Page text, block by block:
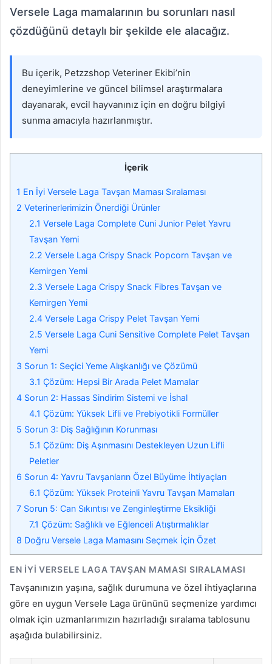
Versele Laga mamalarının bu sorunları nasıl
çözdüğünü detaylı bir şekilde ele alacağız.
Bu içerik, Petzzshop Veteriner Ekibi’nin
deneyimlerine ve güncel bilimsel araştırmalara
dayanarak, evcil hayvanınız için en doğru bilgiyi
sunma amacıyla hazırlanmıştır.
İçerik
1 En İyi Versele Laga Tavşan Maması Sıralaması
2 Veterinerlerimizin Önerdiği Ürünler
2.1 Versele Laga Complete Cuni Junior Pelet Yavru
Tavşan Yemi
2.2 Versele Laga Crispy Snack Popcorn Tavşan ve
Kemirgen Yemi
2.3 Versele Laga Crispy Snack Fibres Tavşan ve
Kemirgen Yemi
2.4 Versele Laga Crispy Pelet Tavşan Yemi
2.5 Versele Laga Cuni Sensitive Complete Pelet Tavşan
Yemi
3 Sorun 1: Seçici Yeme Alışkanlığı ve Çözümü
3.1 Çözüm: Hepsi Bir Arada Pelet Mamalar
4 Sorun 2: Hassas Sindirim Sistemi ve İshal
4.1 Çözüm: Yüksek Lifli ve Prebiyotikli Formüller
5 Sorun 3: Diş Sağlığının Korunması
5.1 Çözüm: Diş Aşınmasını Destekleyen Uzun Lifli
Peletler
6 Sorun 4: Yavru Tavşanların Özel Büyüme İhtiyaçları
6.1 Çözüm: Yüksek Proteinli Yavru Tavşan Mamaları
7 Sorun 5: Can Sıkıntısı ve Zenginleştirme Eksikliği
7.1 Çözüm: Sağlıklı ve Eğlenceli Atıştırmalıklar
8 Doğru Versele Laga Mamasını Seçmek İçin Özet
EN İYI VERSELE LAGA TAVŞAN MAMASI SIRALAMASI
Tavşanınızın yaşına, sağlık durumuna ve özel ihtiyaçlarına
göre en uygun Versele Laga ürününü seçmenize yardımcı
olmak için uzmanlarımızın hazırladığı sıralama tablosunu
aşağıda bulabilirsiniz.